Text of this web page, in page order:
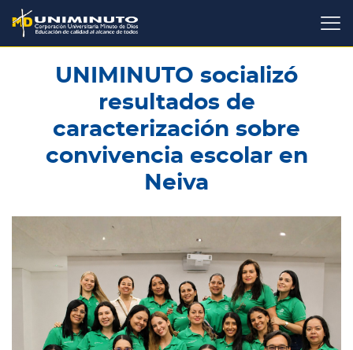
Pasar
contenido
principal
UNIMINUTO socializó
resultados de
caracterización sobre
convivencia escolar en
Neiva